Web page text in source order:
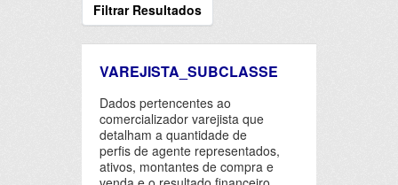
Filtrar Resultados
VAREJISTA_SUBCLASSE
Dados pertencentes ao
comercializador varejista que
detalham a quantidade de
perfis de agente representados,
ativos, montantes de compra e